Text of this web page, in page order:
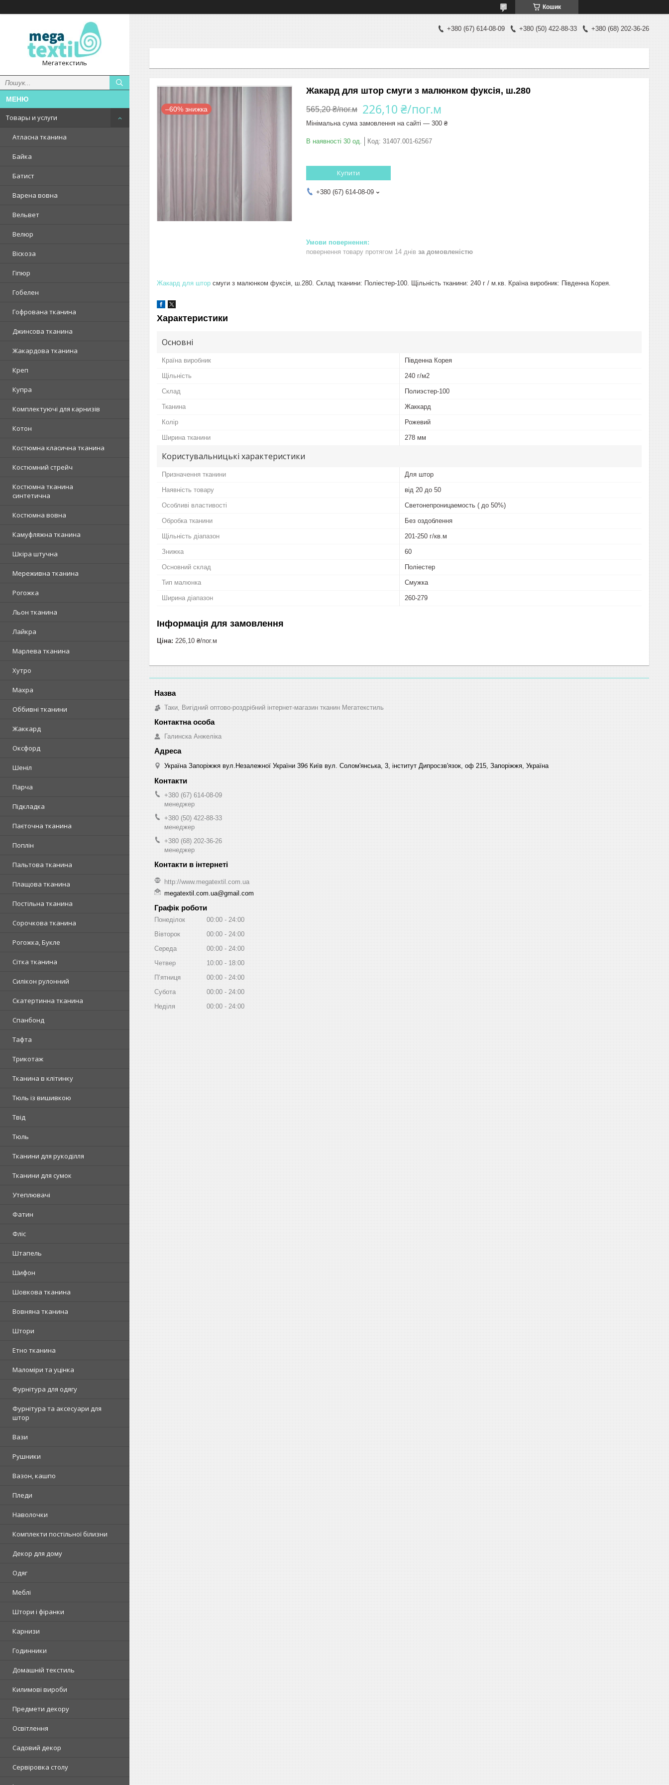
Кошик
Мегатекстиль
Товары и услуги
Атласна тканина
Байка
Батист
Варена вовна
Вельвет
Велюр
Віскоза
Гіпюр
Гобелен
Гофрована тканина
Джинсова тканина
Жакардова тканина
Креп
Купра
Комплектуючі для карнизів
Котон
Костюмна класична тканина
Костюмний стрейч
Костюмна тканина
синтетична
Костюмна вовна
Камуфляжна тканина
Шкіра штучна
Мереживна тканина
Рогожка
Льон тканина
Лайкра
Марлева тканина
Хутро
Махра
Оббивні тканини
Жаккард
Оксфорд
Шеніл
Парча
Підкладка
Паєточна тканина
Поплін
Пальтова тканина
Плащова тканина
Постільна тканина
Сорочкова тканина
Рогожка, Букле
Сітка тканина
Силікон рулонний
Скатертинна тканина
Спанбонд
Тафта
Трикотаж
Тканина в клітинку
Тюль із вишивкою
Твід
Тюль
Тканини для рукоділля
Тканини для сумок
Утеплювачі
Фатин
Фліс
Штапель
Шифон
Шовкова тканина
Вовняна тканина
Штори
Етно тканина
Маломіри та уцінка
Фурнітура для одягу
Фурнітура та аксесуари для
штор
Вази
Рушники
Вазон, кашпо
Пледи
Наволочки
Комплекти постільної білизни
Декор для дому
Одяг
Меблі
Штори і фіранки
Карнизи
Годинники
Домашній текстиль
Килимові вироби
Предмети декору
Освітлення
Садовий декор
Сервіровка столу
+380 (67) 614-08-09 +380 (50) 422-88-33 +380 (68) 202-36-26
–60%
Жакард для штор смуги з малюнком фуксія, ш.280
565,20 ₴/пог.м 226,10 ₴/пог.м
Мінімальна сума замовлення на сайті — 300 ₴
В наявності 30 од. Код: 31407.001-62567
Купити
+380 (67) 614-08-09
повернення товару протягом 14 днів за домовленістю
Жакард для штор смуги з малюнком фуксія, ш.280. Склад тканини: Поліестер-100. Щільність тканини: 240 г / м.кв. Країна виробник: Південна Корея.
Характеристики
Основні
Країна виробник Південна Корея
Щільність 240 г/м2
Склад Полиэстер-100
Тканина Жаккард
Колір Рожевий
Ширина тканини 278 мм
Користувальницькі характеристики
Призначення тканини Для штор
Наявність товару від 20 до 50
Особливі властивості Светонепроницаемость ( до 50%)
Обробка тканини Без оздоблення
Щільність діапазон 201-250 г/кв.м
Знижка 60
Основний склад Поліестер
Тип малюнка Смужка
Ширина діапазон 260-279
Інформація для замовлення
Ціна: 226,10 ₴/пог.м
Таки, Вигідний оптово-роздрібний інтернет-магазин тканин Мегатекстиль
Галинска Анжеліка
Україна Запоріжжя вул.Незалежної України 39б Київ вул. Солом'янська, 3, інститут Дипросзв'язок, оф 215, Запоріжжя, Україна
+380 (67) 614-08-09
менеджер
+380 (50) 422-88-33
менеджер
+380 (68) 202-36-26
менеджер
http://www.megatextil.com.ua
megatextil.com.ua@gmail.com
Графік роботи
Понеділок 00:00
24:00
Вівторок
00:00
24:00
Середа
00:00
24:00
Четвер
10:00
18:00
Пʼятниця
00:00
24:00
Субота
00:00
24:00
Неділя
00:00 24:00